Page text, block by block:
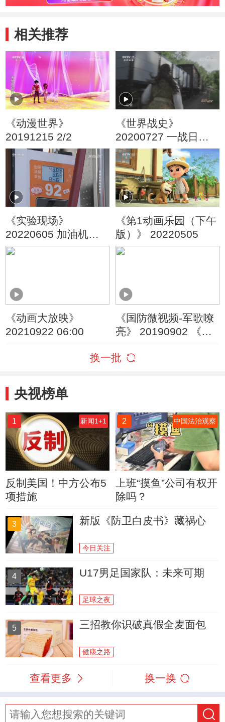
相关推荐
《动漫世界》
20191215 2/2
《世界战史》
20200727 一战日记
战争爆发（上）
《实验现场》
20220605 加油机跳
枪的真相
《第1动画乐园（下午
版）》 20220505
《动画大放映》
20210922 06:00
《国防微视频-军歌嘹
亮》 20190902 《新
换一批
央视榜单
1 新闻1+1
反制美国！中方公布5
项措施
2 中国法治观察
上班“摸鱼”公司有权开
除吗？
3 新版《防卫白皮书》藏祸心
今日关注
4 U17男足国家队：未来可期
足球之夜
5 三招教你识破真假全麦面包
健康之路
查看更多 换一换